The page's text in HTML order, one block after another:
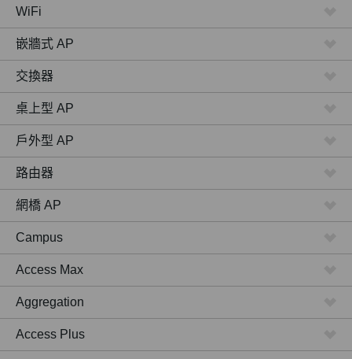
WiFi
嵌牆式 AP
交換器
桌上型 AP
戶外型 AP
路由器
網橋 AP
Campus
Access Max
Aggregation
Access Plus